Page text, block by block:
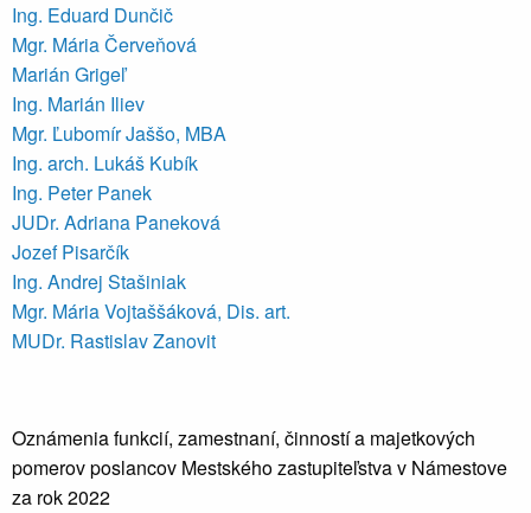
Ing. Eduard Dunčič
Mgr. Mária Červeňová
Marián Grigeľ
Ing. Marián Iliev
Mgr. Ľubomír Jaššo, MBA
Ing. arch. Lukáš Kubík
Ing. Peter Panek
JUDr. Adriana Paneková
Jozef Pisarčík
Ing. Andrej Stašiniak
Mgr. Mária Vojtaššáková, Dis. art.
MUDr. Rastislav Zanovit
Oznámenia funkcií, zamestnaní, činností a majetkových
pomerov poslancov Mestského zastupiteľstva v Námestove
za rok 2022